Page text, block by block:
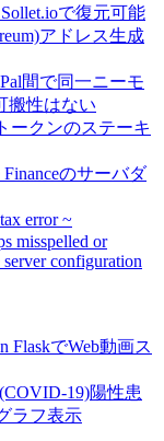
で復元可能
アドレス生成
間で同一ニーモ
搬性はない
ークンのステーキ
のサーバダ
error ~
misspelled or
configuration
FlaskでWeb動画ス
19)陽性患
ラフ表示